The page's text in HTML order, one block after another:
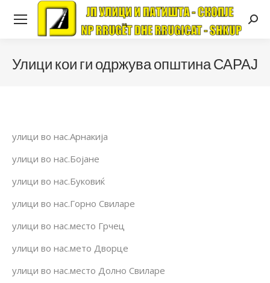
Улици кои ги одржува општина САРАЈ
улици во нас.Арнакија
улици во нас.Бојане
улици во нас.Буковиќ
улици во нас.Горно Свиларе
улици во нас.место Грчец
улици во нас.мето Дворце
улици во нас.место Долно Свиларе